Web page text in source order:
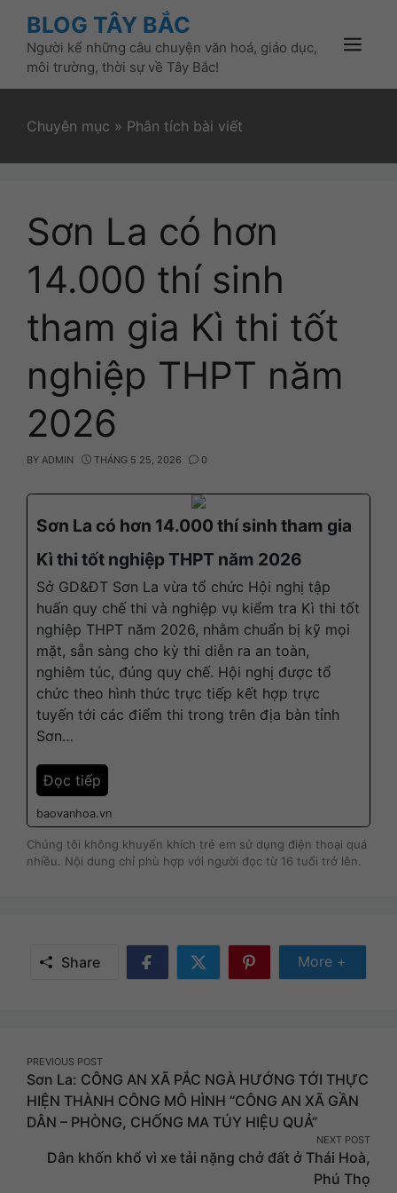
content
BLOG TÂY BẮC
Người kể những câu chuyện văn hoá, giáo dục,
môi trường, thời sự về Tây Bắc!
Menu
Chuyên mục » Phân tích bài viết
Sơn La có hơn
14.000 thí sinh
tham gia Kì thi tốt
nghiệp THPT năm
2026
BY ADMIN THÁNG 5 25, 2026 0
Sơn La có hơn 14.000 thí sinh tham gia
Kì thi tốt nghiệp THPT năm 2026
Sở GD&ĐT Sơn La vừa tổ chức Hội nghị tập
huấn quy chế thi và nghiệp vụ kiểm tra Kì thi tốt
nghiệp THPT năm 2026, nhằm chuẩn bị kỹ mọi
mặt, sẵn sàng cho kỳ thi diễn ra an toàn,
nghiêm túc, đúng quy chế. Hội nghị được tổ
chức theo hình thức trực tiếp kết hợp trực
tuyến tới các điểm thi trong trên địa bàn tỉnh
Sơn…
Đọc tiếp
baovanhoa.vn
Chúng tôi không khuyến khích trẻ em sử dụng điện thoại quá
nhiều. Nội dung chỉ phù hợp với người đọc từ 16 tuổi trở lên.
Share
Share
Share
Share
More +
Post
navigation
PREVIOUS POST
Sơn La: CÔNG AN XÃ PẮC NGÀ HƯỚNG TỚI THỰC
HIỆN THÀNH CÔNG MÔ HÌNH “CÔNG AN XÃ GẦN
DÂN – PHÒNG, CHỐNG MA TÚY HIỆU QUẢ”
NEXT POST
Dân khốn khổ vì xe tải nặng chở đất ở Thái Hoà,
Phú Thọ